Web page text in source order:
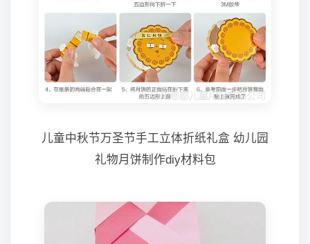
儿童中秋节万圣节手工立体折纸礼盒 幼儿园
礼物月饼制作diy材料包